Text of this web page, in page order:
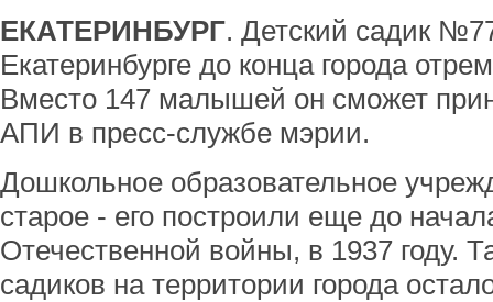
ЕКАТЕРИНБУРГ. Детский садик
Екатеринбурге до конца города
Вместо 147 малышей он сможет
АПИ в пресс-службе мэрии.
Дошкольное образовательное
старое - его построили еще до
Отечественной войны, в 1937 году.
садиков на территории города